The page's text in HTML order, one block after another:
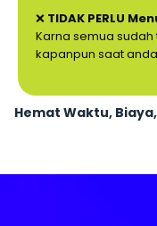
❌ TIDAK PERLU
Karna semua
kapanpun saat
Hemat Waktu,